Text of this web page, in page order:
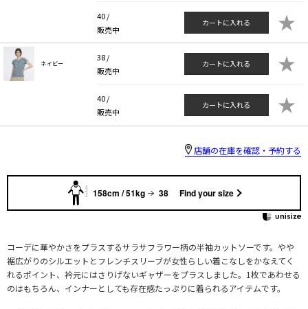
40 /
販売中
カートに入れる ★
ネイビー
38 /
販売中
カートに入れる ★
40 /
販売中
カートに入れる ★
店舗の在庫を確認・予約する
158cm / 51kg 38 Find your size
コーデに華やかさをプラスするサラサフラワー柄の半袖カットソーです。やや
裾広がりのシルエットとフレンチスリーブが女性らしい着こなしをかなえてく
れるポイント、衿元にはさりげないギャザーをプラスしました。1枚であわせる
のはもちろん、インナーとしても存在感たっぷりに着られるアイテムです。